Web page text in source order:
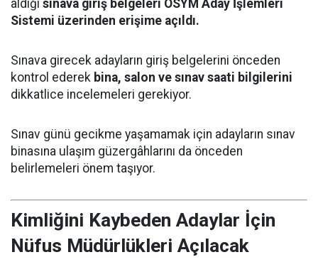
aldığı sınava giriş belgeleri ÖSYM Aday İşlemleri
Sistemi üzerinden erişime açıldı.
Sınava girecek adayların giriş belgelerini önceden
kontrol ederek bina, salon ve sınav saati bilgilerini
dikkatlice incelemeleri gerekiyor.
Sınav günü gecikme yaşamamak için adayların sınav
binasına ulaşım güzergâhlarını da önceden
belirlemeleri önem taşıyor.
Kimliğini Kaybeden Adaylar İçin
Nüfus Müdürlükleri Açılacak